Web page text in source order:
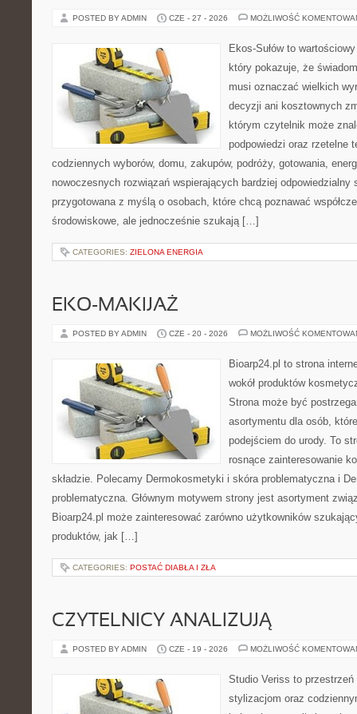
POSTED BY ADMIN CZE - 27 - 2026 MOŻLIWOŚĆ
Ekos-Sułów to
który pokazuje, że
musi oznaczać wielkich
decyzji ani kosztownych
którym czytelnik może
podpowiedzi oraz rzetelne
codziennych wyborów, domu, zakupów, podróży, gotowania,
nowoczesnych rozwiązań wspierających bardziej odpowiedzialny
przygotowana z myślą o osobach, które chcą poznawać
środowiskowe, ale jednocześnie szukają […]
CATEGORIES: ZIELONA ENERGIA
EKO-MAKIJAŻ
POSTED BY ADMIN CZE - 20 - 2026 MOŻLIWOŚĆ
Bioarp24.pl to strona
wokół produktów
Strona może być
asortymentu dla osób,
podejściem do urody. To
rosnące zainteresowanie
składzie. Polecamy Dermokosmetyki i skóra problematyczna i
problematyczna. Głównym motywem strony jest asortyment
Bioarp24.pl może zainteresować zarówno użytkowników
produktów, jak […]
CATEGORIES: POSTAĆ DIABŁA I ZŁA
CZYTELNICY ANALIZUJĄ
POSTED BY ADMIN CZE - 19 - 2026 MOŻLIWOŚĆ
Studio Veriss to
stylizacjom oraz